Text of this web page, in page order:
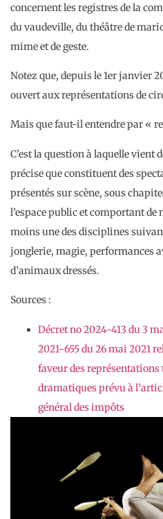
concernent les registres de la
du vaudeville, du théâtre de
mime et de geste.
Notez que, depuis le 1er janvier
ouvert aux représentations de
Mais que faut-il entendre par «
C’est la question à laquelle vient
précise que constituent des
présentés sur scène, sous
l’espace public et comportant
moins une des disciplines
jonglerie, magie, performances
d’animaux dressés.
Sources :
Décret no 2024-413 du 3
2021-655 du 26 mai 2021
faveur des représentations
dramatiques prévu à
général des impôts